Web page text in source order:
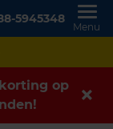
5945348
Menu
korting op